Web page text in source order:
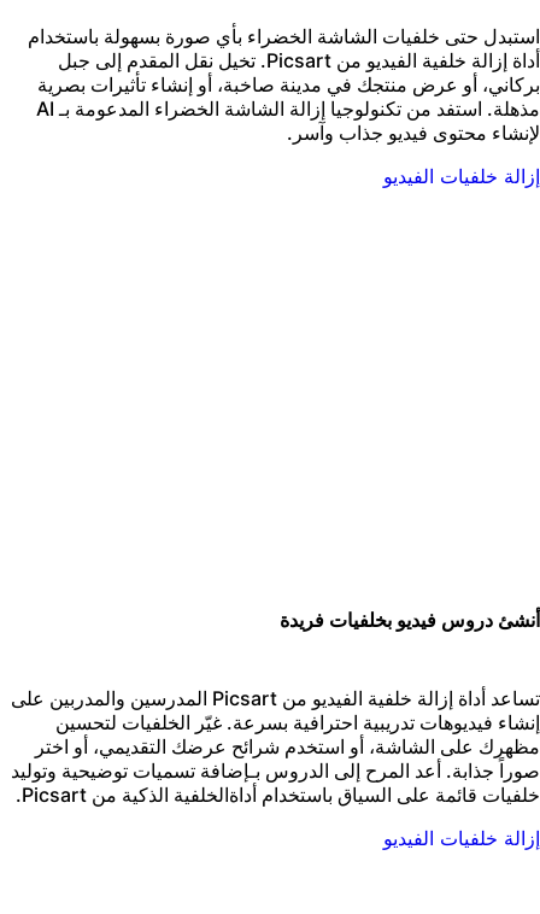
حتى خلفيات الشاشة الخضراء بأي صورة بسهولة باستخدام
أداة إزالة خلفية الفيديو من Picsart. تخيل نقل المقدم إلى جبل
أو عرض منتجك في مدينة صاخبة، أو إنشاء تأثيرات بصرية
مذهلة. استفد من تكنولوجيا إزالة الشاشة الخضراء المدعومة بـ AI
محتوى فيديو جذاب وآسر.
خلفيات الفيديو
دروس فيديو بخلفيات فريدة
تساعد أداة إزالة خلفية الفيديو من Picsart المدرسين والمدربين على
فيديوهات تدريبية احترافية بسرعة. غيّر الخلفيات لتحسين
على الشاشة، أو استخدم شرائح عرضك التقديمي، أو اختر
جذابة. أعد المرح إلى الدروس بـإضافة تسميات توضيحيةوتوليد
قائمة على السياق باستخدام أداةالخلفية الذكيةمن Picsart.
خلفيات الفيديو